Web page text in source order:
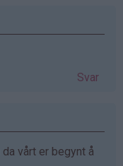
Svar
vårt er begynt å